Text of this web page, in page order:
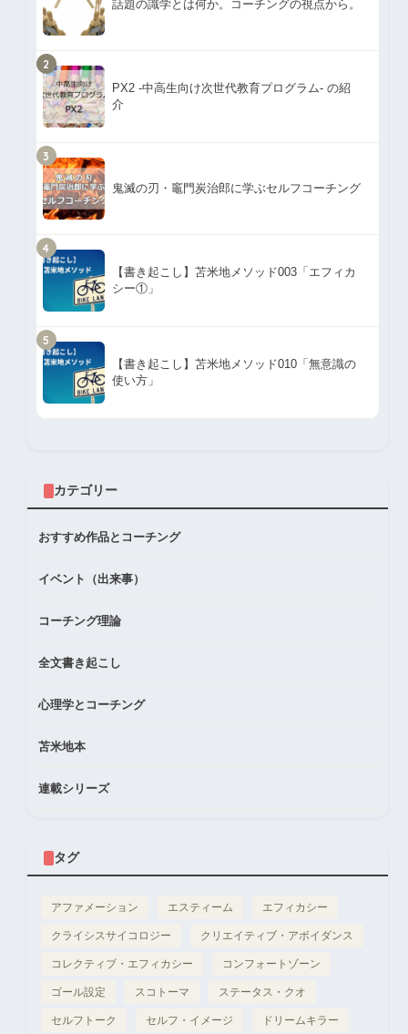
話題の識学とは何か。コーチングの視点から。
2
PX2 -中高生向け次世代教育プログラム- の紹
介
3
鬼滅の刃・竈門炭治郎に学ぶセルフコーチング
4
【書き起こし】苫米地メソッド003「エフィカ
シー①」
5
【書き起こし】苫米地メソッド010「無意識の
使い方」
カテゴリー
おすすめ作品とコーチング
イベント（出来事）
コーチング理論
全文書き起こし
心理学とコーチング
苫米地本
連載シリーズ
タグ
アファメーション エスティーム エフィカシー
クライシスサイコロジー クリエイティブ・アボイダンス
コレクティブ・エフィカシー コンフォートゾーン
ゴール設定 スコトーマ ステータス・クオ
セルフトーク セルフ・イメージ ドリームキラー